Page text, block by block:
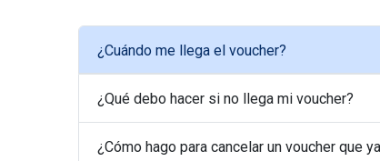
¿Cuándo me llega el voucher?
¿Qué debo hacer si no llega mi voucher?
¿Cómo hago para cancelar un voucher que